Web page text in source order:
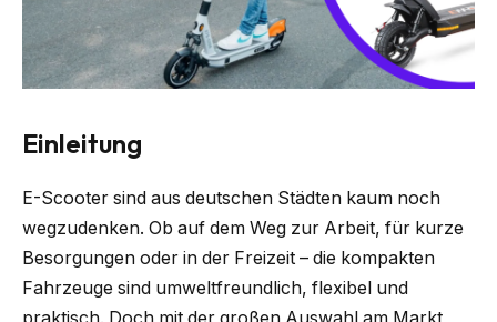
Einleitung
E-Scooter sind aus deutschen Städten kaum noch
wegzudenken. Ob auf dem Weg zur Arbeit, für kurze
Besorgungen oder in der Freizeit – die kompakten
Fahrzeuge sind umweltfreundlich, flexibel und
praktisch. Doch mit der großen Auswahl am Markt